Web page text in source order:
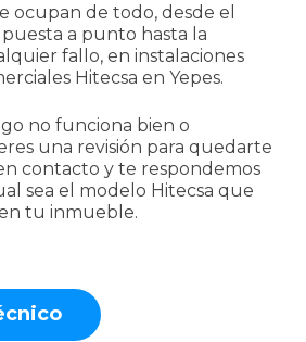
ocupan de todo, desde el
a punto hasta la
fallo, en instalaciones
Hitecsa en Yepes.
no funciona bien o
una revisión para quedarte
contacto y te respondemos
sea el modelo Hitecsa que
tu inmueble.
cnico